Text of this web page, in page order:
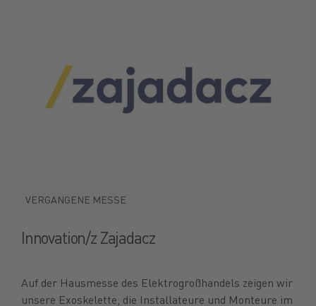
VERGANGENE MESSE
Innovation/z Zajadacz
Auf der Hausmesse des Elektrogroßhandels zeigen wir
unsere Exoskelette, die Installateure und Monteure im